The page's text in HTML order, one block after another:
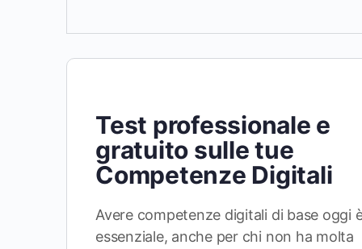
Test professionale e
gratuito sulle tue
Competenze Digitali
Avere competenze digitali di base oggi
essenziale, anche per chi non ha molta